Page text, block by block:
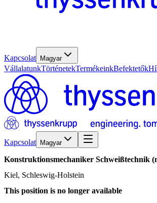
Kapcsolat Magyar
VállalatunkTörténetekTermékeinkBefektetők
Kapcsolat Magyar
Konstruktionsmechaniker Schweißtechnik
Kiel, Schleswig-Holstein
This position is no longer available